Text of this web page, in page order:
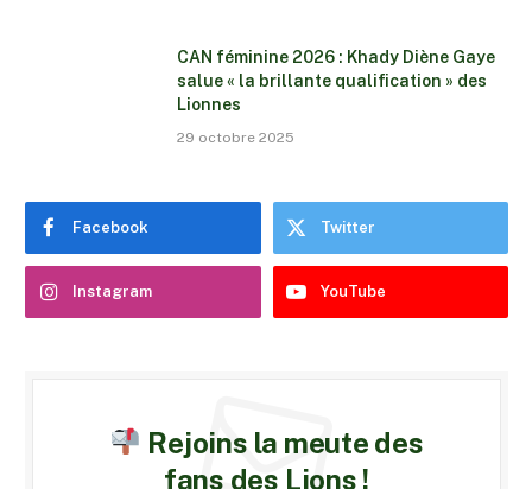
CAN féminine 2026 : Khady Diène Gaye
salue « la brillante qualification » des
Lionnes
29 octobre 2025
Facebook Twitter
Instagram YouTube
Rejoins la meute des
fans des Lions !